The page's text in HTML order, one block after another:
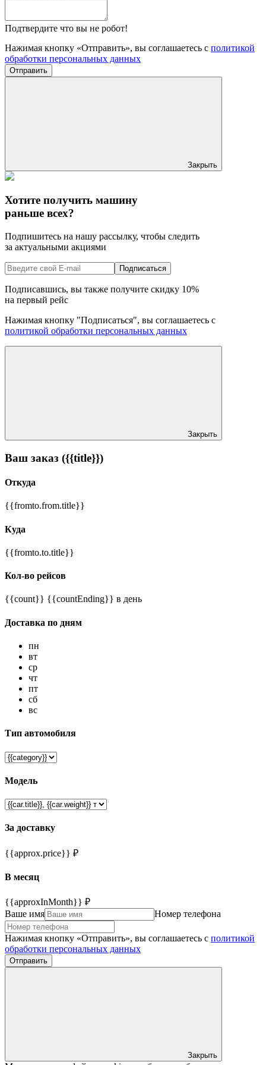
Подтвердите что вы не робот!
Нажимая кнопку «Отправить», вы соглашаетесь с политикой
обработки персональных данных
Отправить
Закрыть
Хотите получить машину
раньше всех?
Подпишитесь на нашу рассылку, чтобы следить
за актуальными акциями
Подписаться
Подписавшись, вы также получите скидку 10%
на первый рейс
Нажимая кнопку "Подписаться", вы соглашаетесь с
политикой обработки персональных данных
Закрыть
Ваш заказ ({{title}})
Откуда
{{fromto.from.title}}
Куда
{{fromto.to.title}}
Кол-во рейсов
{{count}} {{countEnding}} в день
Доставка по дням
пн
вт
ср
чт
пт
сб
вс
Тип автомобиля
Модель
За доставку
{{approx.price}} ₽
В месяц
{{approxInMonth}} ₽
Ваше имя
Номер телефона
Нажимая кнопку «Отправить», вы соглашаетесь с политикой
обработки персональных данных
Отправить
Закрыть